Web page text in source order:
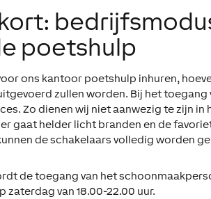
poetshulp
ons kantoor poetshulp inhuren,
zullen worden. Bij het
Zo dienen wij niet aanwezig te zijn
gaat helder licht branden en de
de schakelaars volledig worden
de toegang van het
zaterdag van 18.00-22.00 uur.